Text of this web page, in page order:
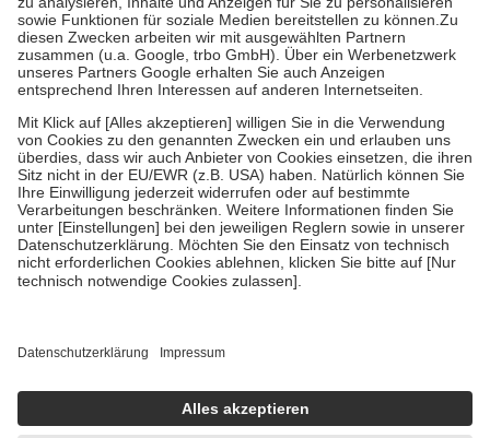
Bei Heilmitteln und häuslicher Krankenpflege beträgt die
Zuzahlung zehn Prozent der Kosten sowie zehn Euro je
Verordnung.
Um das Engagement der Versicherten für ihre eigene Gesundheit zu
stärken und die besondere Stellung der Familie zu unterstützen,
fallenkeine Zuzahlungenan bei:
• Kindern und Jugendlichen bis zum vollendeten 18. Lebensjahr
mit Ausnahme der Fahrkosten
• Untersuchungen zur Vorsorge und Früherkennung, die von der
GKV getragen werden
• empfohlenen Schutzimpfungen
• Harn- und Blutteststreifen
getroffen, um sicherzustellen, dass es sich um echte Bewertungen
https://help.etrusted.com/hc/de/articles/4419944605341